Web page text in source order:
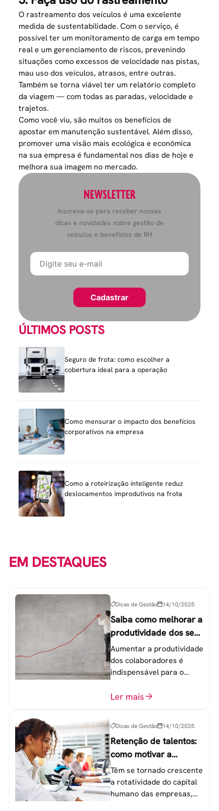
O rastreamento dos veículos é uma excelente
medida de sustentabilidade. Com o serviço, é
possível ter um monitoramento de carga em tempo
real e um gerenciamento de riscos, prevenindo
situações como excessos de velocidade nas pistas,
mau uso dos veículos, atrasos, entre outras.
Também se torna viável ter um relatório completo
da viagem — com todas as paradas, velocidade e
trajetos.
Como você viu, são muitos os benefícios de
apostar em manutenção sustentável. Além disso,
promover uma visão mais ecológica e econômica
na sua empresa é fundamental nos dias de hoje e
melhora sua imagem no mercado.
NEWSLETTER
Inscreva-se para receber nossas
dicas e novidades sobre gestão de
veículos e benefícios de RH
ÚLTIMOS POSTS
Seguro de frota: como escolher a
cobertura ideal para a operação
Como mensurar o impacto dos benefícios
corporativos na empresa
Como a roteirização inteligente reduz
deslocamentos improdutivos na frota
EM DESTAQUES
Dicas de Gestão 14/10/2025
Saiba como melhorar a
produtividade dos seus
colaboradores
Aumentar a produtividade
dos colaboradores é
indispensável para o
equipe de trabalho. 6
Ler mais
Dicas de Gestão 14/10/2025
Retenção de talentos:
como motivar a
geração Y nas
empresas?
Têm se tornado crescente
a rotatividade do capital
humano das empresas,